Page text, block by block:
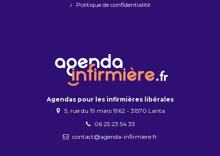
Politique de confidentialité
Agendas pour les infirmières libérales
5, rue du 19 mars 1962 - 31570 Lanta
06 25 23 54 33
contact@agenda-infirmiere.fr